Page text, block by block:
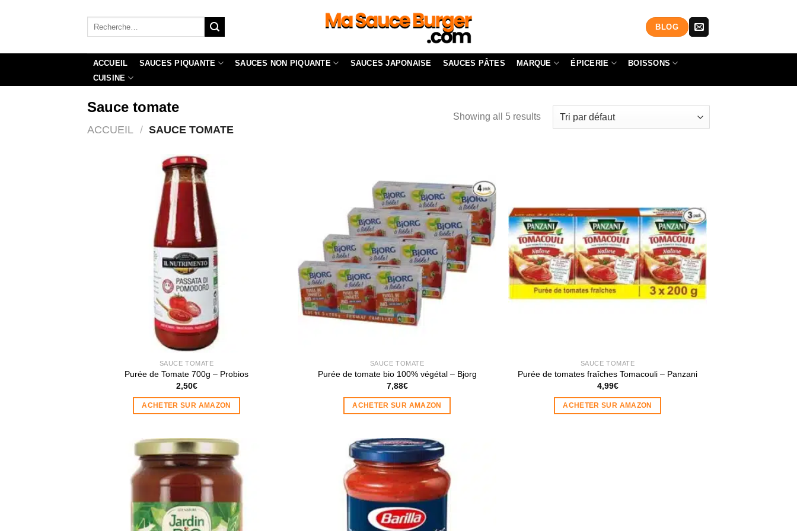
BLOG
ACCUEIL SAUCES PIQUANTE SAUCES NON PIQUANTE SAUCES JAPONAISE SAUCES PÂTES MARQUE ÉPICERIE
BOISSONS
CUISINE
Sauce tomate
ACCUEIL / SAUCE TOMATE
Showing all 5 results
SAUCE TOMATE
Purée de Tomate 700g – Probios
2,50€
ACHETER SUR AMAZON
SAUCE TOMATE
Purée de tomate bio 100% végétal – Bjorg
7,88€
ACHETER SUR AMAZON
SAUCE TOMATE
Purée de tomates fraîches Tomacouli – Panzani
4,99€
ACHETER SUR AMAZON